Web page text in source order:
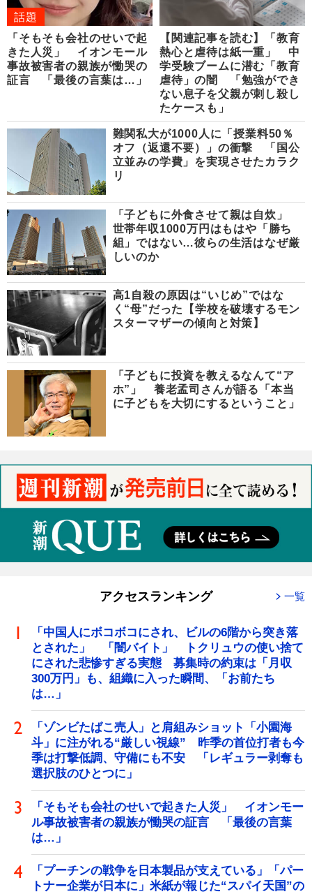
話題
「そもそも会社のせいで起
きた人災」 イオンモール
事故被害者の親族が慟哭の
証言 「最後の言葉は…」
【関連記事を読む】「教育
熱心と虐待は紙一重」 中
学受験ブームに潜む「教育
虐待」の闇 「勉強ができ
ない息子を父親が刺し殺し
たケースも」
難関私大が1000人に「授業料50％
オフ（返還不要）」の衝撃 「国公
立並みの学費」を実現させたカラク
リ
「子どもに外食させて親は自炊」
世帯年収1000万円はもはや「勝ち
組」ではない…彼らの生活はなぜ厳
しいのか
高1自殺の原因は“いじめ”ではな
く“母”だった【学校を破壊するモン
スターマザーの傾向と対策】
「子どもに投資を教えるなんて“ア
ホ”」 養老孟司さんが語る「本当
に子どもを大切にするということ」
アクセスランキング 一覧
「中国人にボコボコにされ、ビルの6階から突き落
とされた」 「闇バイト」 トクリュウの使い捨て
にされた悲惨すぎる実態 募集時の約束は「月収
300万円」も、組織に入った瞬間、「お前たち
は…」
「ゾンビたばこ売人」と肩組みショット「小園海
斗」に注がれる“厳しい視線” 昨季の首位打者も今
季は打撃低調、守備にも不安 「レギュラー剥奪も
選択肢のひとつに」
「そもそも会社のせいで起きた人災」 イオンモー
ル事故被害者の親族が慟哭の証言 「最後の言葉
は…」
「プーチンの戦争を日本製品が支えている」「パー
トナー企業が日本に」米紙が報じた“スパイ天国”の